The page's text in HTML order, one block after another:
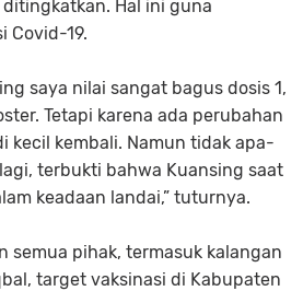
Hal ini guna
Covid-19.
saya nilai sangat bagus dosis 1,
Tetapi karena ada perubahan
kecil kembali. Namun tidak apa-
terbukti bahwa Kuansing saat
keadaan landai,” tuturnya.
semua pihak, termasuk kalangan
target vaksinasi di Kabupaten